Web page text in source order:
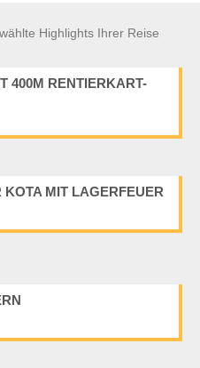
Highlights Ihrer Reise
400M RENTIERKART-
MIT LAGERFEUER